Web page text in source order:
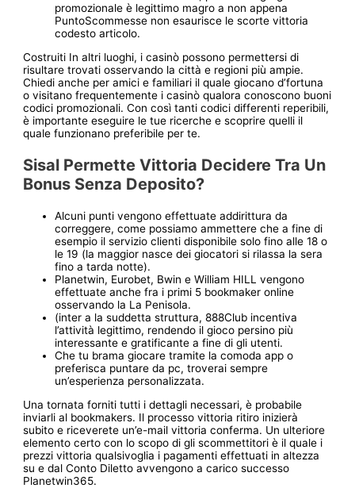
promozionale è legittimo magro a non appena
PuntoScommesse non esaurisce le scorte vittoria
codesto articolo.
Costruiti In altri luoghi, i casinò possono permettersi di
risultare trovati osservando la città e regioni più ampie.
Chiedi anche per amici e familiari il quale giocano d’fortuna
o visitano frequentemente i casinò qualora conoscono buoni
codici promozionali. Con così tanti codici differenti reperibili,
è importante eseguire le tue ricerche e scoprire quelli il
quale funzionano preferibile per te.
Sisal Permette Vittoria Decidere Tra Un
Bonus Senza Deposito?
Alcuni punti vengono effettuate addirittura da
correggere, come possiamo ammettere che a fine di
esempio il servizio clienti disponibile solo fino alle 18 o
le 19 (la maggior nasce dei giocatori si rilassa la sera
fino a tarda notte).
Planetwin, Eurobet, Bwin e William HILL vengono
effettuate anche fra i primi 5 bookmaker online
osservando la La Penisola.
(inter a la suddetta struttura, 888Club incentiva
l’attività legittimo, rendendo il gioco persino più
interessante e gratificante a fine di gli utenti.
Che tu brama giocare tramite la comoda app o
preferisca puntare da pc, troverai sempre
un’esperienza personalizzata.
Una tornata forniti tutti i dettagli necessari, è probabile
inviarli al bookmakers. Il processo vittoria ritiro inizierà
subito e riceverete un’e-mail vittoria conferma. Un ulteriore
elemento certo con lo scopo di gli scommettitori è il quale i
prezzi vittoria qualsivoglia i pagamenti effettuati in altezza
su e dal Conto Diletto avvengono a carico successo
Planetwin365.